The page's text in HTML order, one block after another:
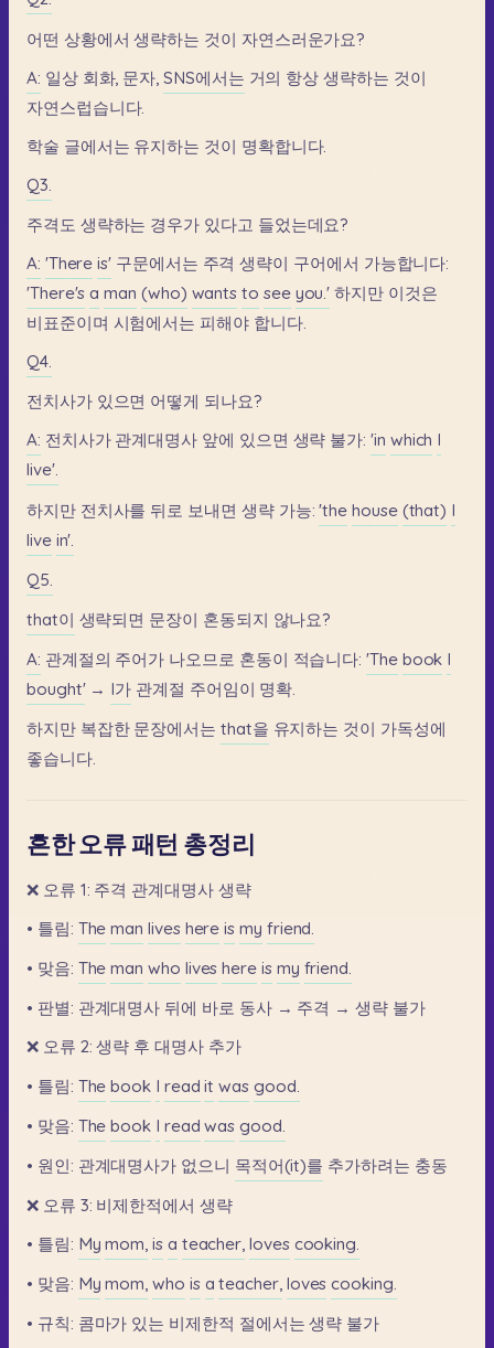
어떤 상황에서 생략하는 것이 자연스러운가요?
A: 일상 회화, 문자, SNS에서는 거의 항상 생략하는 것이
자연스럽습니다.
학술 글에서는 유지하는 것이 명확합니다.
Q3.
주격도 생략하는 경우가 있다고 들었는데요?
A: 'There is' 구문에서는 주격 생략이 구어에서 가능합니다:
'There's a man (who) wants to see you.' 하지만 이것은
비표준이며 시험에서는 피해야 합니다.
Q4.
전치사가 있으면 어떻게 되나요?
A: 전치사가 관계대명사 앞에 있으면 생략 불가: 'in which I
live'.
하지만 전치사를 뒤로 보내면 생략 가능: 'the house (that) I
live in'.
Q5.
that이 생략되면 문장이 혼동되지 않나요?
A: 관계절의 주어가 나오므로 혼동이 적습니다: 'The book I
bought' → I가 관계절 주어임이 명확.
하지만 복잡한 문장에서는 that을 유지하는 것이 가독성에
좋습니다.
흔한 오류 패턴 총정리
❌ 오류 1: 주격 관계대명사 생략
• 틀림: The man lives here is my friend.
• 맞음: The man who lives here is my friend.
• 판별: 관계대명사 뒤에 바로 동사 → 주격 → 생략 불가
❌ 오류 2: 생략 후 대명사 추가
• 틀림: The book I read it was good.
• 맞음: The book I read was good.
• 원인: 관계대명사가 없으니 목적어(it)를 추가하려는 충동
❌ 오류 3: 비제한적에서 생략
• 틀림: My mom, is a teacher, loves cooking.
• 맞음: My mom, who is a teacher, loves cooking.
• 규칙: 콤마가 있는 비제한적 절에서는 생략 불가